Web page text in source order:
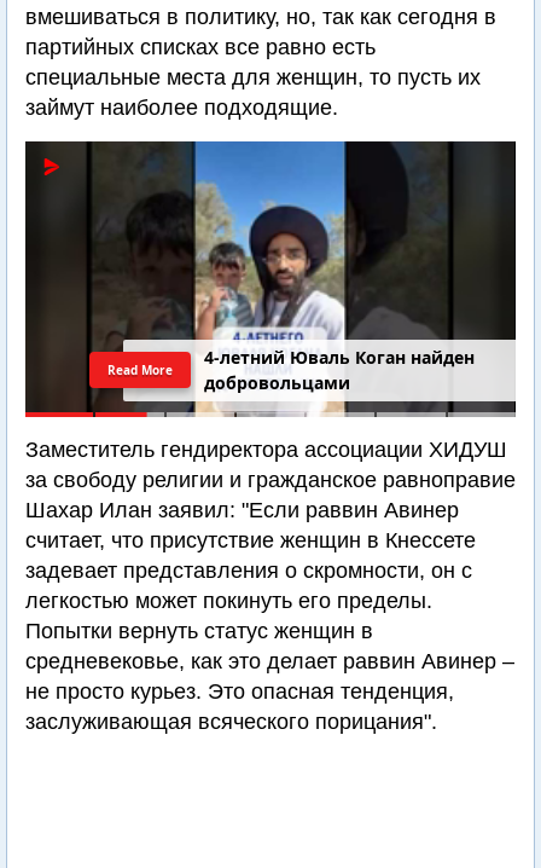
вмешиваться в политику, но, так как сегодня в
партийных списках все равно есть
специальные места для женщин, то пусть их
займут наиболее подходящие.
4-летний Юваль Коган найден
добровольцами
Read More
Заместитель гендиректора ассоциации ХИДУШ
за свободу религии и гражданское равноправие
Шахар Илан заявил: "Если раввин Авинер
считает, что присутствие женщин в Кнессете
задевает представления о скромности, он с
легкостью может покинуть его пределы.
Попытки вернуть статус женщин в
средневековье, как это делает раввин Авинер –
не просто курьез. Это опасная тенденция,
заслуживающая всяческого порицания".